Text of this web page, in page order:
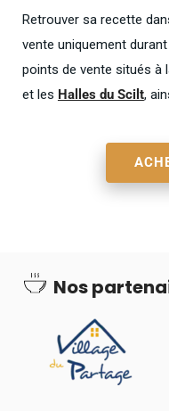
Retrouver sa recette
vente uniquement
points de vente situés à
et les Halles du Scilt,
Nos